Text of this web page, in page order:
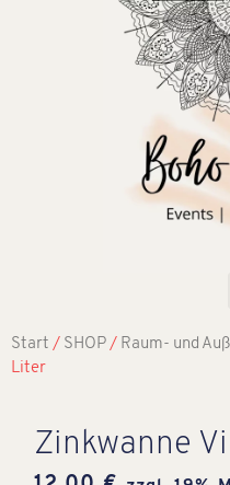
Start / SHOP / Raum- und
Liter
Zinkwanne